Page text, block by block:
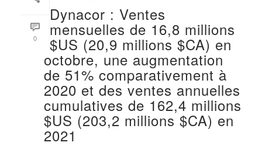
0
Dynacor : Ventes
mensuelles de 16,8 millions
$US (20,9 millions $CA) en
octobre, une augmentation
de 51% comparativement à
2020 et des ventes annuelles
cumulatives de 162,4 millions
$US (203,2 millions $CA) en
2021